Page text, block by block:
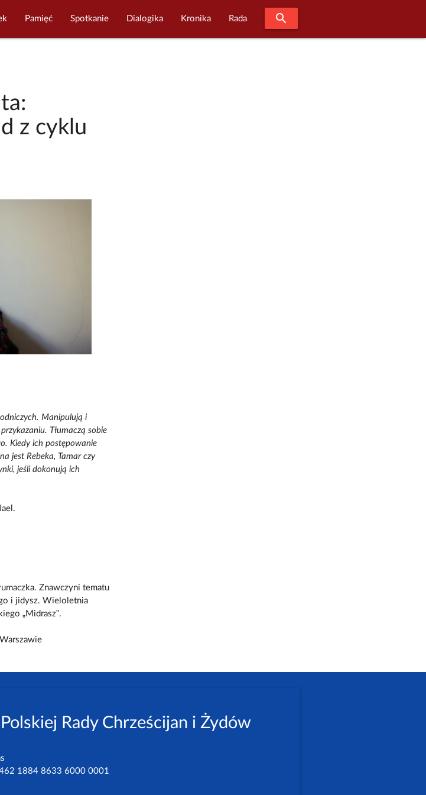
Pamięć Spotkanie Dialogika Kronika Rada search
z cyklu
Manipulują i
Tłumaczą sobie
Kiedy ich postępowanie
jest Rebeka, Tamar czy
jeśli dokonują ich
Znawczyni tematu
i jidysz. Wieloletnia
„Midrasz”.
Rady Chrześcijan i Żydów
1884 8633 6000 0001